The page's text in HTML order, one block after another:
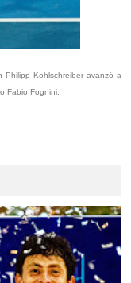
Philipp Kohlschreiber avanzó a
Fabio Fognini.